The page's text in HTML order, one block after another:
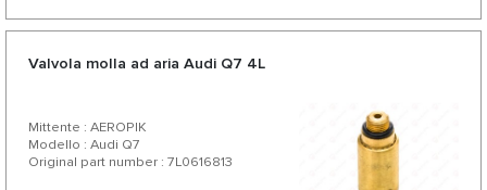
Valvola molla ad aria Audi Q7 4L
Mittente : AEROPIK
Modello : Audi Q7
Original part number : 7L0616813